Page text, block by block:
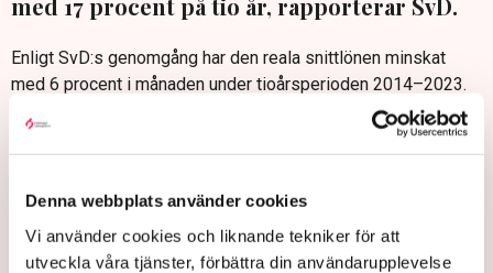
Denna webbplats använder cookies
Vi använder cookies och liknande tekniker för att
utveckla våra tjänster, förbättra din användarupplevelse
med 17 procent på tio år, rapporterar SvD.
Enligt SvD:s genomgång har den reala snittlönen minskat
med 6 procent i månaden under tioårsperioden 2014–2023.
Hur mycket lönerna stigit eller minskat skiljer sig dock
kraftigt åt mellan olika yrken.
optiker med 17 procents uppgång, speldesigner med 16
procent och Intensivvårdssjuksköterskor med sju procent.
De med sämst utveckling är fastighetsmäklare med –28